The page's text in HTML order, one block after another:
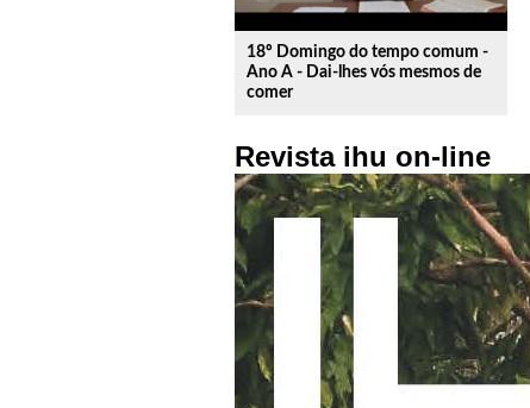
18º Domingo do tempo comum -
Ano A - Dai-lhes vós mesmos de
comer
Revista ihu on-line